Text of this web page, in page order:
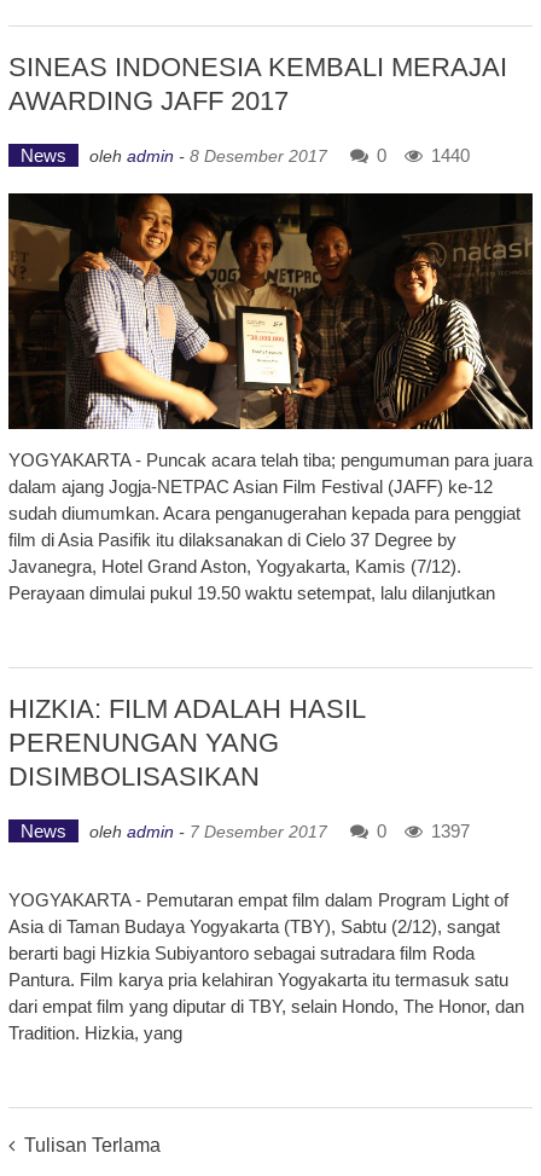
SINEAS INDONESIA KEMBALI MERAJAI
AWARDING JAFF 2017
News oleh admin - 8 Desember 2017 0 1440
YOGYAKARTA - Puncak acara telah tiba; pengumuman para juara
dalam ajang Jogja-NETPAC Asian Film Festival (JAFF) ke-12
sudah diumumkan. Acara penganugerahan kepada para penggiat
film di Asia Pasifik itu dilaksanakan di Cielo 37 Degree by
Javanegra, Hotel Grand Aston, Yogyakarta, Kamis (7/12).
Perayaan dimulai pukul 19.50 waktu setempat, lalu dilanjutkan
HIZKIA: FILM ADALAH HASIL
PERENUNGAN YANG
DISIMBOLISASIKAN
News oleh admin - 7 Desember 2017 0 1397
YOGYAKARTA - Pemutaran empat film dalam Program Light of
Asia di Taman Budaya Yogyakarta (TBY), Sabtu (2/12), sangat
berarti bagi Hizkia Subiyantoro sebagai sutradara film Roda
Pantura. Film karya pria kelahiran Yogyakarta itu termasuk satu
dari empat film yang diputar di TBY, selain Hondo, The Honor, dan
Tradition. Hizkia, yang
Posts
Tulisan Terlama